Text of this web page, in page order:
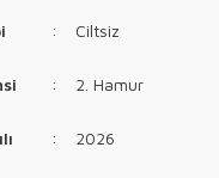
: Ciltsiz
: 2. Hamur
: 2026